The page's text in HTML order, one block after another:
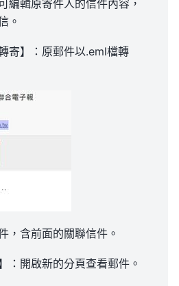
編輯原寄件人的信件內容，
。
寄】：原郵件以.eml檔轉
，含前面的關聯信件。
：開啟新的分頁查看郵件。